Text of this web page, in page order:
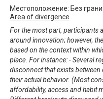
Местоположение: Без
Area of divergence
For the most part, participants
around innovation; however,
based on the context within
place. For instance: - Several
disconnect that exists
their actual behavior. (Most
affordability, access and habit